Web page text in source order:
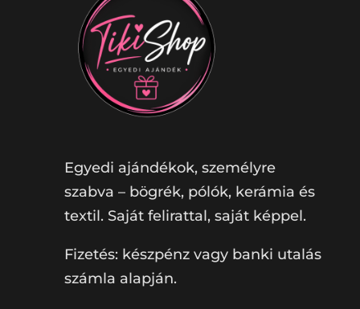
Egyedi ajándékok, személyre
szabva – bögrék, pólók, kerámia és
textil. Saját felirattal, saját képpel.
Fizetés: készpénz vagy banki utalás
számla alapján.